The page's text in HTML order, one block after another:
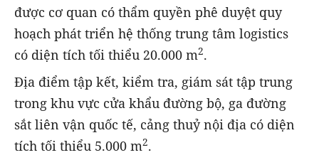
được cơ quan có thẩm quyền phê duyệt quy
hoạch phát triển hệ thống trung tâm logistics
có diện tích tối thiểu 20.000 m2.
Địa điểm tập kết, kiểm tra, giám sát tập trung
trong khu vực cửa khẩu đường bộ, ga đường
sắt liên vận quốc tế, cảng thuỷ nội địa có diện
tích tối thiểu 5.000 m2.